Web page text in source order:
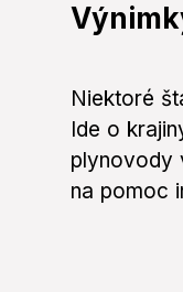
Niektoré
Ide o
plynovody
na pomoc